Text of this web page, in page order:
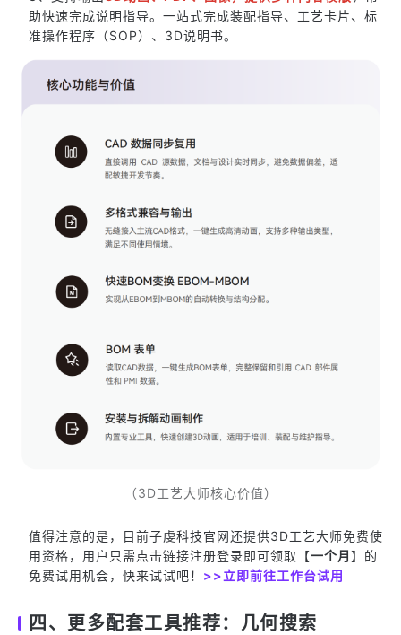
助快速完成说明指导。一站式完成装配指导、工艺卡片、标
准操作程序（SOP）、3D说明书。
（3D工艺大师核心价值）
值得注意的是，目前子虔科技官网还提供3D工艺大师免费使
用资格，用户只需点击链接注册登录即可领取【一个月】的
免费试用机会，快来试试吧！ >>立即前往工作台试用
四、更多配套工具推荐：几何搜索